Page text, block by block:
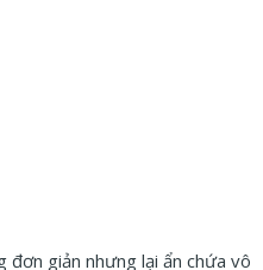
đơn giản nhưng lại ẩn chứa vô